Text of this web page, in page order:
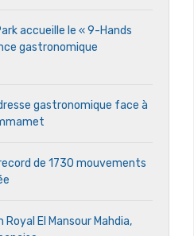
accueille le « 9-Hands
gastronomique
gastronomique face à
de 1730 mouvements
El Mansour Mahdia,